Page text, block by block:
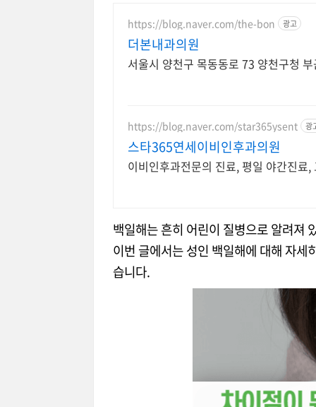
https://blog.naver.com/the-bon 광고
더본내과의원
서울시 양천구 목동동로 73 양천구
https://blog.naver.com/star365ysent 광
스타365연세이비인후과의원
이비인후과전문의 진료, 평일 야간진료
백일해는 흔히 어린이 질병으로 알려져
이번 글에서는 성인 백일해에 대해 자
습니다.